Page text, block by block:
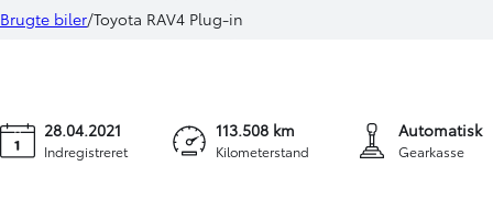
Toyota RAV4 Plug-in
2,5 Plugin-hybrid H3 Premium AWD 306HK 5d 6g Aut.
Brugte biler Toyota RAV4 Plug-in
Indregistreret
28.04.2021
Kilometerstand
113.508 km
Gearkasse
Automatisk